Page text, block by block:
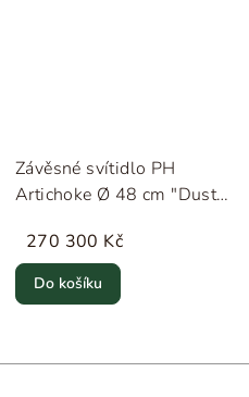
Závěsné svítidlo PH
Artichoke Ø 48 cm "Dusty
Poulsen
270 300 Kč
Do košíku